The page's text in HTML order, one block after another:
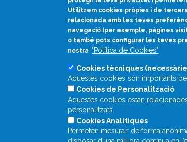
Divulgació científica
en català
Utilitzem cookies pròpies i de
relacionada amb les teves
navegació (per exemple, pàgines
o també pots configurar les teves
nostra "Política de Cookies"
Cookies tècniques
Aquestes cookies són importants
Cookies de Personalització
Aquestes cookies estan
personalitzats.
Cookies Analítiques
Permeten mesurar, de forma